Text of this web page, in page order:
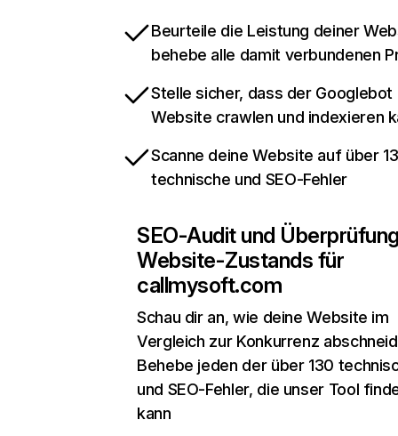
Beurteile die Leistung deiner
behebe alle damit verbundenen
Stelle sicher, dass der Googlebot
Website crawlen und indexieren
Scanne deine Website auf über
technische und SEO-Fehler
SEO-Audit und
Website-Zustands für
callmysoft.com
Schau dir an, wie deine Website im
Vergleich zur Konkurrenz
Behebe jeden der über 130
und SEO-Fehler, die unser Tool
kann